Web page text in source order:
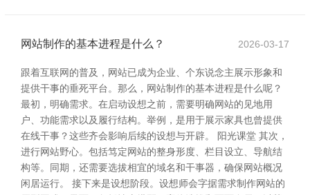
网站制作的基本进程是什么？ 2026-03-17
跟着互联网的普及，网站已成为企业、个东说念主展示形象和
提供干事的垂死平台。那么，网站制作的基本进程是什么呢？
最初，明确需求。在启动设想之前，需要明确网站的见地用
户、功能需求以及履行结构。举例，是用于展示家具也曾提供
在线干事？这些齐会影响后续的设想与开辟。 阳光课堂 其次，
进行网站野心。包括笃定网站的整身形度、栏目设立、导航结
构等。同期，还需要选拔相宜的域名和干事器，确保网站概况
闲居运行。 接下来是设想阶段。设想师会字据需求制作网站的